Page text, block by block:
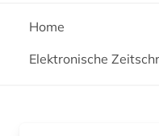
Home
Elektronische